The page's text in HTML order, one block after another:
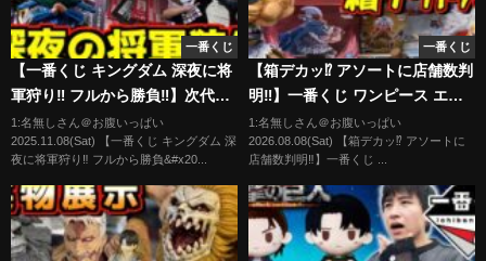
一番くじ
【一番くじ キングダム 深夜に将
軍狩り‼︎ フルから勝負‼︎】次代の
傑物たち 春秋戦国大戦 桓騎 騰
王翦 ラストワン賞
1:名無しさん＠お腹いっぱい
2025.11.08(Sat) 【一番くじ キングダム 深
夜に将軍狩り‼︎ フルから勝負&#x20...
一番くじ
【箱デカッ⁉︎ アソートに店舗数判
明‼︎】一番くじ ワンピース エル
バフ編 GIANT BASH!! Vol.2 ブ
ロギー ゾロ ルフィ サンジ スコ
ッパーギャバン 軍子宮
onepiece
1:名無しさん＠お腹いっぱい
2026.08.08(Sat) 【箱デカッ⁉︎ アソートに
店舗数判明‼︎】一番くじ ...